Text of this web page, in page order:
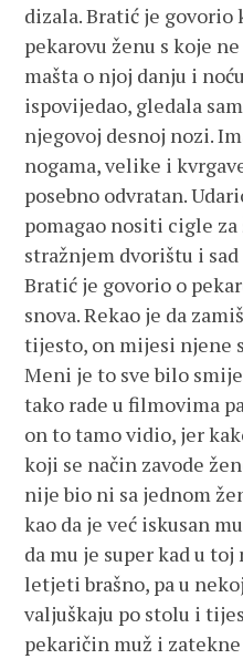
dizala. Bratić je govorio
pekarovu ženu s koje
mašta o njoj danju i
ispovijedao, gledala
njegovoj desnoj nozi.
nogama, velike i
posebno odvratan.
pomagao nositi cigle
stražnjem dvorištu i
Bratić je govorio o
snova. Rekao je da
tijesto, on mijesi njene
Meni je to sve bilo
tako rade u filmovima
on to tamo vidio, jer
koji se način zavode
nije bio ni sa jednom
kao da je već iskusan
da mu je super kad u
letjeti brašno, pa u
valjuškaju po stolu i
pekaričin muž i